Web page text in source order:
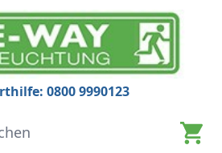
0800 9990123